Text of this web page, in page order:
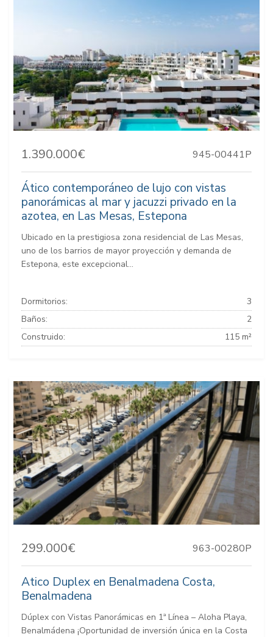
1.390.000€ 945-00441P
Ático contemporáneo de lujo con vistas
panorámicas al mar y jacuzzi privado en la
azotea, en Las Mesas, Estepona
Ubicado en la prestigiosa zona residencial de Las Mesas,
uno de los barrios de mayor proyección y demanda de
Estepona, este excepcional...
Dormitorios:
3
Baños:
2
Construido:
115 m²
299.000€ 963-00280P
Atico Duplex en Benalmadena Costa,
Benalmadena
Dúplex con Vistas Panorámicas en 1ª Línea – Aloha Playa,
Benalmádena ¡Oportunidad de inversión única en la Costa